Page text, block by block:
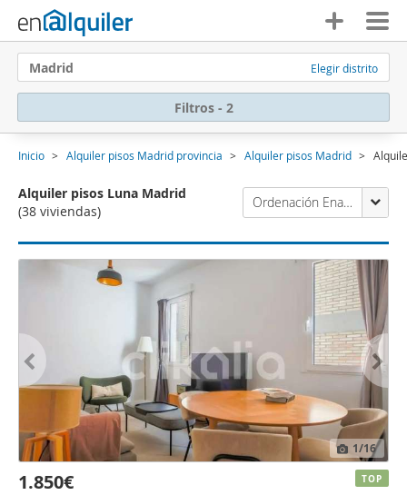
Madrid Elegir distrito
Filtros - 2
Inicio Alquiler pisos Madrid provincia Alquiler pisos Madrid
Alquiler pisos Luna Madrid
(38 viviendas)
Ordenación Enalquiler
1/16
1.850€ TOP